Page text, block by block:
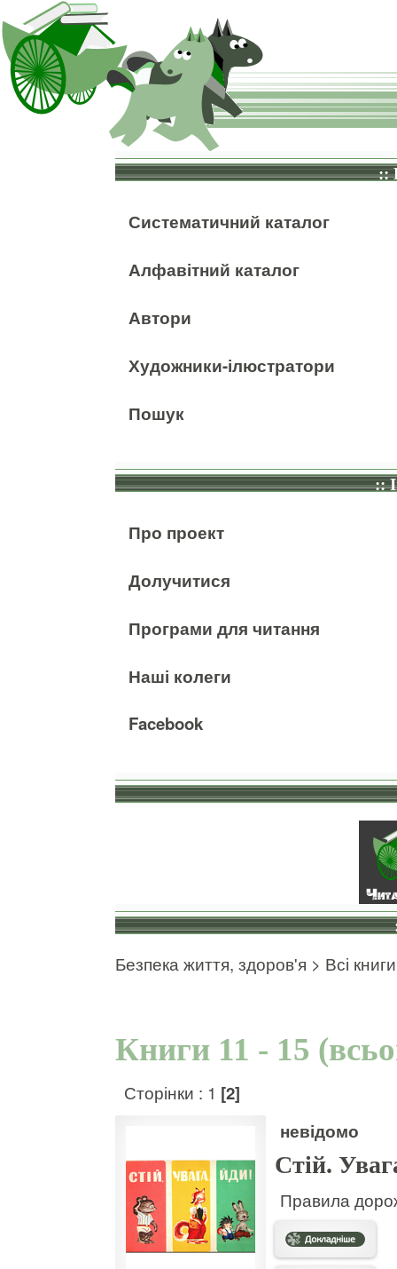
::
Систематичний каталог
Алфавітний каталог
Автори
Художники-ілюстратори
Пошук
::
Про проект
Долучитися
Програми для читання
Наші колеги
Facebook
Безпека життя, здоров'я > Всі книги
Книги 11 - 15
Сторінки : 1 [2]
невідомо
Стій.
Правила